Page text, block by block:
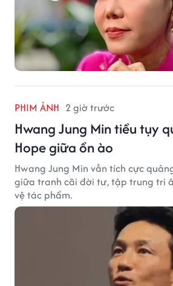
PHIM ẢNH 2 giờ trước
Hwang Jung Min tiều tụy
Hope giữa ồn ào
Hwang Jung Min vẫn tích cực
giữa tranh cãi đời tư, tập trung tri
vệ tác phẩm.